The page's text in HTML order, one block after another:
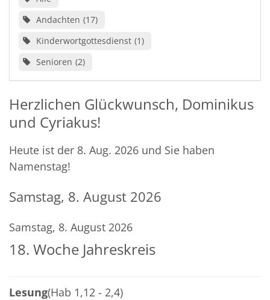
Andachten 17
Kinderwortgottesdienst 1
Senioren 2
Herzlichen Glückwunsch, Dominikus
und Cyriakus!
Heute ist der 8. Aug. 2026 und Sie haben
Namenstag!
Samstag, 8. August 2026
Samstag, 8. August 2026
18. Woche Jahreskreis
Lesung(Hab 1,12 - 2,4)